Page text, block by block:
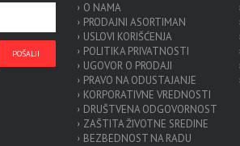
O NAMA
PRODAJNI ASORTIMAN
USLOVI KORIŠĆENJA
POLITIKA PRIVATNOSTI
UGOVOR O PRODAJI
PRAVO NA ODUSTAJANJE
KORPORATIVNE VREDNOSTI
DRUŠTVENA ODGOVORNOST
ZAŠTITA ŽIVOTNE SREDINE
BEZBEDNOST NA RADU